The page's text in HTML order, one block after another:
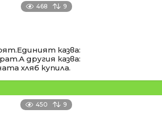
468 9
казва:
другия казва:
хляб купила.
450 9